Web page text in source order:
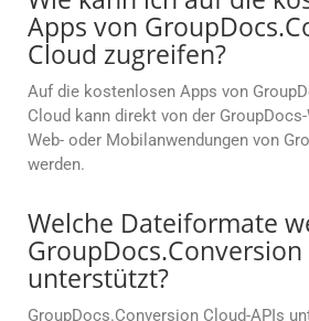
Apps von
Cloud zugreifen?
Auf die kostenlosen Apps von
Cloud kann direkt von der
Web- oder Mobilanwendungen von
werden.
Welche Dateiformate
GroupDocs.Conversion
unterstützt?
GroupDocs.Conversion Cloud-APIs